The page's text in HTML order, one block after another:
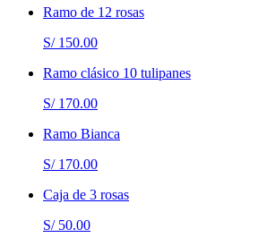
Ramo de 12 rosas
S/ 150.00
Ramo clásico 10 tulipanes
S/ 170.00
Ramo Bianca
S/ 170.00
Caja de 3 rosas
S/ 50.00